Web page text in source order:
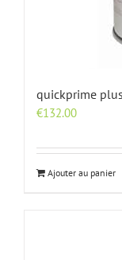
quickprime
€132.00
Ajouter au panier